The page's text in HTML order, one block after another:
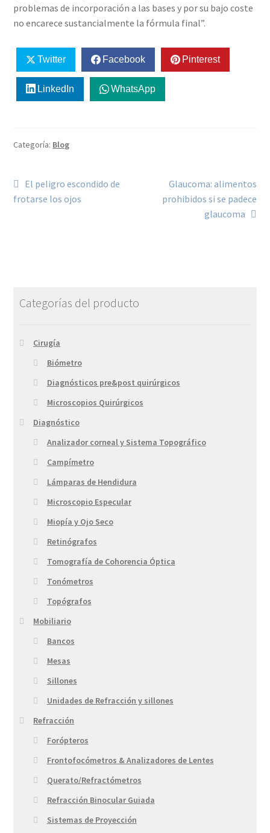
problemas de incorporación a las bases y por su bajo coste
no encarece sustancialmente la fórmula final”.
Twitter Facebook Pinterest
LinkedIn WhatsApp
Categoría: Blog
El peligro escondido de
frotarse los ojos
Glaucoma: alimentos
prohibidos si se padece
glaucoma
Categorías del producto
Cirugía
Biómetro
Diagnósticos pre&post quirúrgicos
Microscopios Quirúrgicos
Diagnóstico
Analizador corneal y Sistema Topográfico
Campímetro
Lámparas de Hendidura
Microscopio Especular
Miopía y Ojo Seco
Retinógrafos
Tomografía de Cohorencia Óptica
Tonómetros
Topógrafos
Mobiliario
Bancos
Mesas
Sillones
Unidades de Refracción y sillones
Refracción
Forópteros
Frontofocómetros & Analizadores de Lentes
Querato/Refractómetros
Refracción Binocular Guiada
Sistemas de Proyección